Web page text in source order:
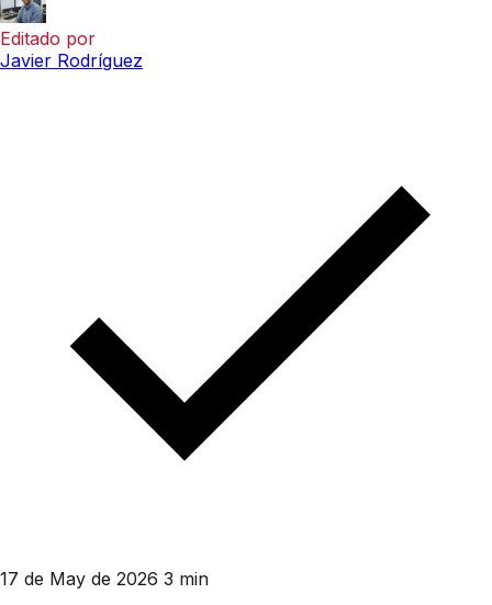
Editado por
Javier Rodríguez
17 de May de 2026 3 min